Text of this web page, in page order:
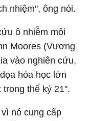
nhiệm", ông nói.
ô nhiễm môi
Moores (Vương
vào nghiên cứu,
hóa học lớn
thế kỷ 21".
nó cung cấp